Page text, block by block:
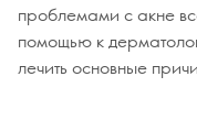
проблемами с акне
помощью к
лечить основные